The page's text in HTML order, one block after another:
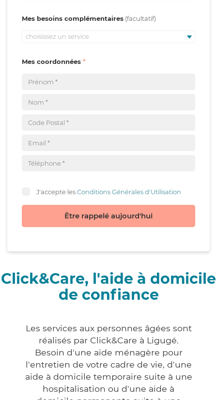
Mes besoins complémentaires
choisissez un service
Mes coordonnées
J'accepte lesConditions Générales d'Utilisation
Être rappelé aujourd'hui
Click&Care, l'aide à domicile
de confiance
Les services aux personnes âgées sont
réalisés par Click&Care à Ligugé.
Besoin d'une aide ménagère pour
l'entretien de votre cadre de vie, d'une
aide à domicile temporaire suite à une
hospitalisation ou d'une aide à